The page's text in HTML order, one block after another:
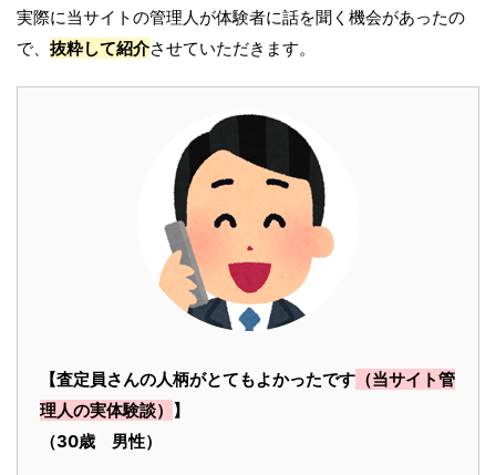
実際に当サイトの管理人が体験者に話を聞く機会があったの
で、 抜粋して紹介させていただきます。
【査定員さんの人柄がとてもよかったです （当サイト管
理人の実体験談） 】
（30歳 男性）